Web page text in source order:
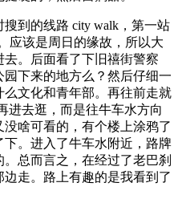
到的线路 city walk，第一站
应该是周日的缘故，所以大
。后面看了下旧禧街警察
下来的地方么？然后仔细一
文化和青年部。再往前走就
进去逛，而是往牛车水方向
啥可看的，有个楼上涂鸦了
。进入了牛车水附近，路牌
总而言之，在经过了老巴刹
走。路上有趣的是我看到了